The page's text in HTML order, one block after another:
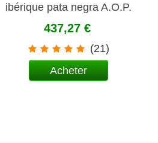
ibérique pata negra A.O.P.
Jabugo
437,27 €
(21)
Acheter